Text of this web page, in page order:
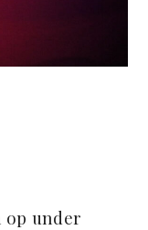
op under